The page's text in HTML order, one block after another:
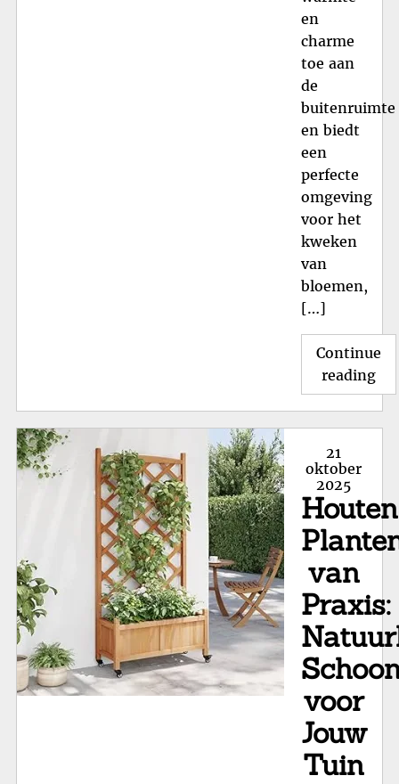
en
charme
toe aan
de
buitenruimte
en biedt
een
perfecte
omgeving
voor het
kweken
van
bloemen,
[…]
Continue
reading
in
Posted
on
21
oktober
2025
Houten
van
Praxis:
voor
Jouw
Tuin